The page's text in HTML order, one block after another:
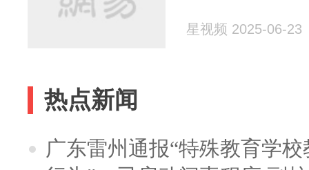
星视频 2025-06-23
热点新闻
广东雷州通报“特殊教育学